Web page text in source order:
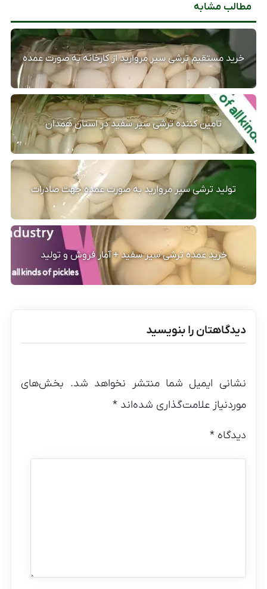
مطالب مشابه
خرید مستقیم ترشی سیر مروارید از کارخانه به صورت عمده
تامین کننده ترشی سیر سفید در استان همدان
تولید ترشی سیر مروارید به صورت عمده جهت صادرات
خرید عمده ترشی سیر سفید + آمار فروش و تولید
دیدگاهتان را بنویسید
نشانی ایمیل شما منتشر نخواهد شد. بخش‌های
موردنیاز علامت‌گذاری شده‌اند*
دیدگاه*